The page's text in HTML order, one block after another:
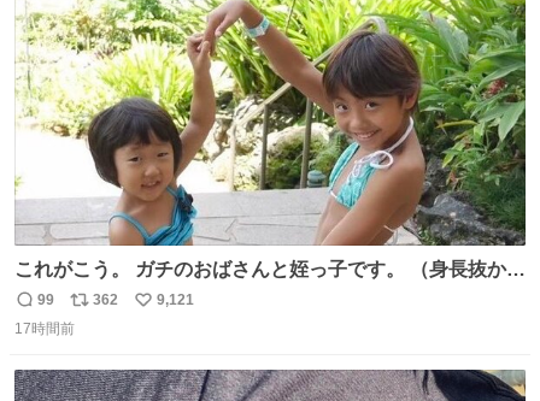
ト
数
数
これがこう。 ガチのおばさんと姪っ子です。 （身長抜かさ
返
信
99
リ
ポ
ト
362
い
数
9,121
17時間前